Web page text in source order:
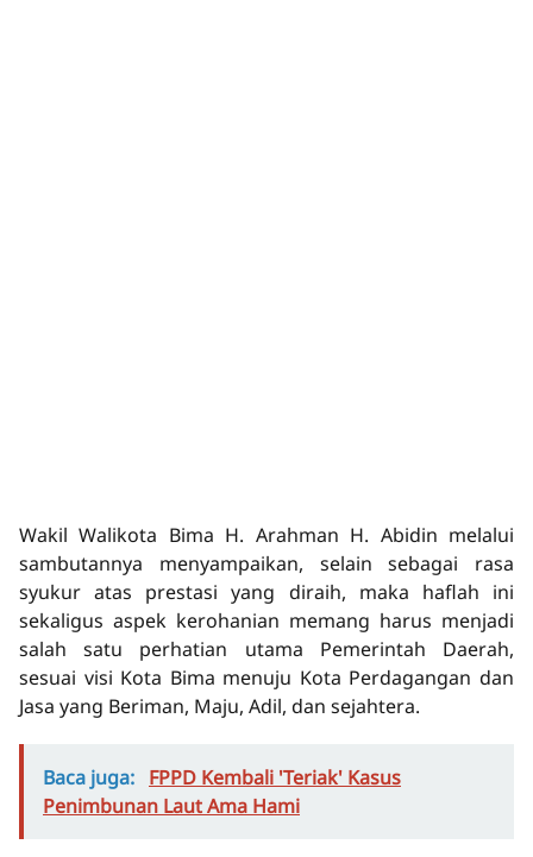
Wakil Walikota Bima H. Arahman H. Abidin melalui
sambutannya menyampaikan, selain sebagai rasa
syukur atas prestasi yang diraih, maka haflah ini
sekaligus aspek kerohanian memang harus menjadi
salah satu perhatian utama Pemerintah Daerah,
sesuai visi Kota Bima menuju Kota Perdagangan dan
Jasa yang Beriman, Maju, Adil, dan sejahtera.
Baca juga: FPPD Kembali 'Teriak' Kasus
Penimbunan Laut Ama Hami